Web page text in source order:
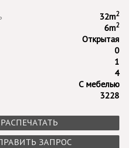
32m2
6m2
Открытая
0
1
4
С мебелью
3228
РАСПЕЧАТАТЬ
ЗАПРОС